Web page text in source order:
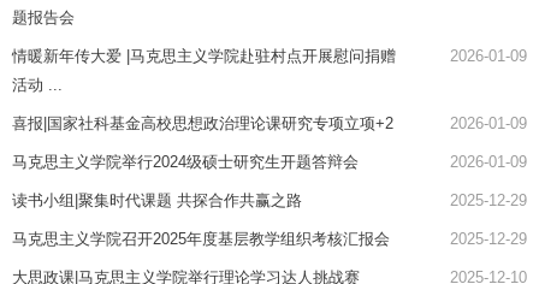
题报告会
情暖新年传大爱 |马克思主义学院赴驻村点开展慰问捐赠
活动 ...
2026-01-09
喜报|国家社科基金高校思想政治理论课研究专项立项+2 2026-01-09
马克思主义学院举行2024级硕士研究生开题答辩会 2026-01-09
读书小组|聚集时代课题 共探合作共赢之路 2025-12-29
马克思主义学院召开2025年度基层教学组织考核汇报会 2025-12-29
大思政课|马克思主义学院举行理论学习达人挑战赛 2025-12-10